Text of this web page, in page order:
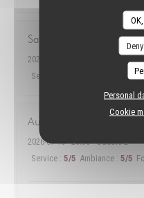
Personal
Cookie
Sandra
2026-07-18
Service
/5
Audrey
2026-07-16- 20:30 - Guests 2
Service : 5/5 Ambiance : 5/5